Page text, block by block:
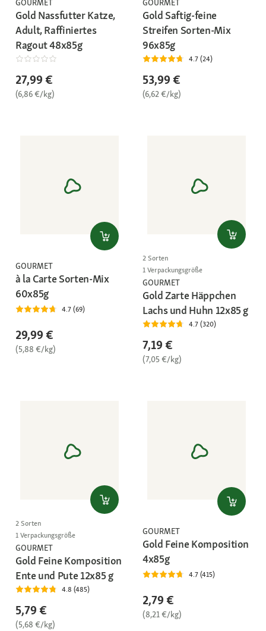
GOURMET
Gold Nassfutter Katze,
Adult, Raffiniertes
Ragout 48x85g
27,99 €
(6,86 €/kg)
GOURMET
Gold Saftig-feine
Streifen Sorten-Mix
96x85g
4.7 (24)
53,99 €
(6,62 €/kg)
GOURMET
à la Carte Sorten-Mix
60x85g
4.7 (69)
29,99 €
(5,88 €/kg)
2 Sorten
1 Verpackungsgröße
GOURMET
Gold Zarte Häppchen
Lachs und Huhn 12x85 g
4.7 (320)
7,19 €
(7,05 €/kg)
2 Sorten
1 Verpackungsgröße
GOURMET
Gold Feine Komposition
Ente und Pute 12x85 g
4.8 (485)
5,79 €
(5,68 €/kg)
GOURMET
Gold Feine Komposition
4x85g
4.7 (415)
2,79 €
(8,21 €/kg)